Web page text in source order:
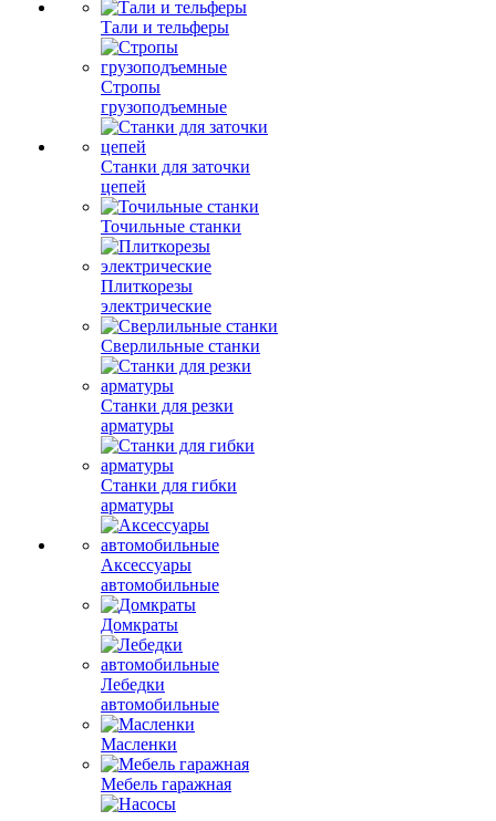
Тали и тельферы
Стропы
грузоподъемные
Станки для заточки
цепей
Точильные станки
Плиткорезы
электрические
Сверлильные станки
Станки для резки
арматуры
Станки для гибки
арматуры
Аксессуары
автомобильные
Домкраты
Лебедки
автомобильные
Масленки
Мебель гаражная